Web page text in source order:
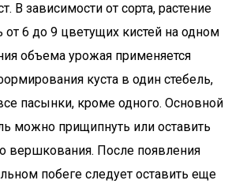
В зависимости от сорта, растение
6 до 9 цветущих кистей на одном
объема урожая применяется
куста в один стебель,
пасынки, кроме одного. Основной
можно прищипнуть или оставить
вершкования. После появления
побеге следует оставить еще